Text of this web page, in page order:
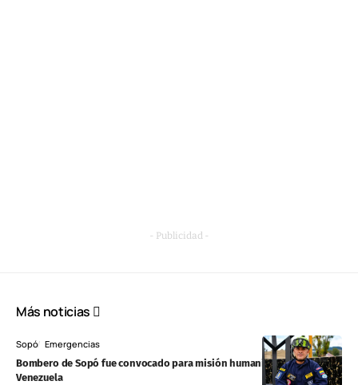
- Publicidad -
Más noticias
Sopó Emergencias
Bombero de Sopó fue convocado para misión humanitaria en
Venezuela